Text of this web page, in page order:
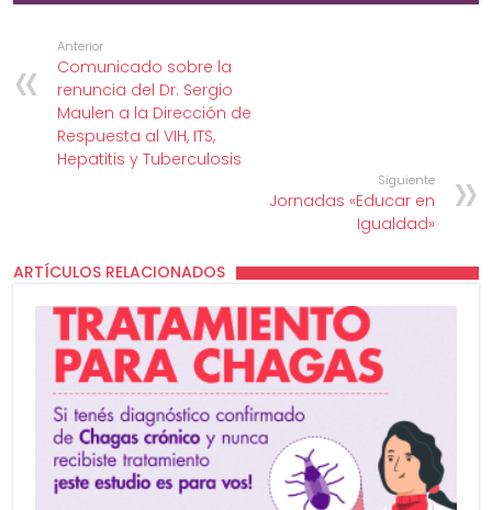
Anterior
Comunicado sobre la
renuncia del Dr. Sergio
Maulen a la Dirección de
Respuesta al VIH, ITS,
Hepatitis y Tuberculosis
Siguiente
Jornadas «Educar en
Igualdad»
ARTÍCULOS RELACIONADOS